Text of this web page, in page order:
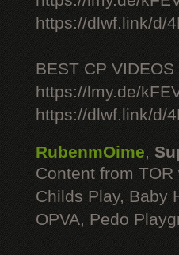
https://dlwf.link/d/
BEST CP
https://lmy.de/
https://dlwf.link/d/
RubenmOime,
Content from
Childs Play, Baby
OPVA, Pedo